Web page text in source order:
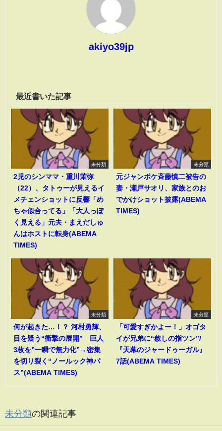
akiyo39jp
最近書いた記事
未分類
2児のシンママ・重川茉弥
（22）、タトゥーが見えるイ
メチェンショットに反響「め
ちゃ似合ってる」「大人っぽ
く見える」元夫・まえだしゅ
んはホストに転身(ABEMA
TIMES)
未分類
元ジャンポケ斉藤慎二被告の
妻・瀬戸サオリ、家族とのお
でかけショット披露(ABEMA
TIMES)
未分類
何が起きた…！？ 河村勇輝、
目を疑う“衝撃の展開” 巨人
3枚を”一瞬で無力化”→密集
を切り裂く“ノールック神パ
ス”(ABEMA TIMES)
未分類
「可愛すぎかよー！」オゴタ
イが兄弟に“赦しの指ツン”/
『天幕のジャードゥーガル』
7話(ABEMA TIMES)
未分類の関連記事